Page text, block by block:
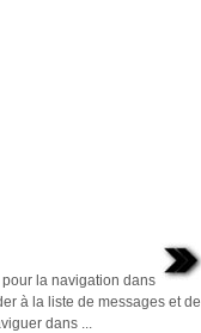
la navigation dans
à la liste de messages et de
dans ...